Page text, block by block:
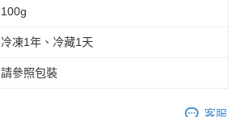
100g
冷凍1年、冷藏1天
請參照包裝
客服